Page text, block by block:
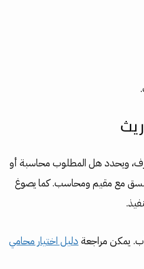
ويحدد هل المطلوب محاسبة أو
مع مقيم ومحاسب. كما يصوغ
يمكن مراجعة دليل اختيار محامي